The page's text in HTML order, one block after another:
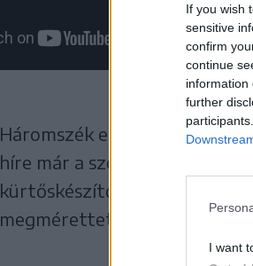
If you wish
sensitive
confirm
continue
information
further
I want
Háromszék egyik
híre már a szomszéd
kürtőskészítő vállalkozás
megmérettetést,